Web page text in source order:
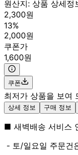
원산지: 상품 상세정
2,300원
13%
2,000원
쿠폰가
1,600원
쿠폰
최저가 상품을 보여
상세 정보 구매 정보
■ 새벽배송 서비스
- 토/일요일 주문건